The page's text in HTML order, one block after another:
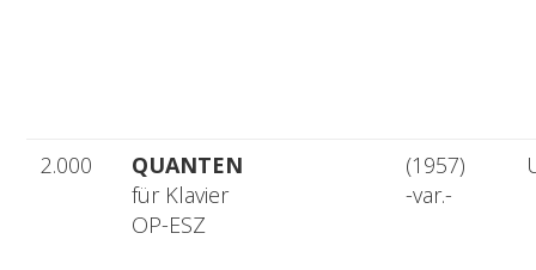
2.000
QUANTEN
für Klavier
OP-ESZ
(1957)
-var.-